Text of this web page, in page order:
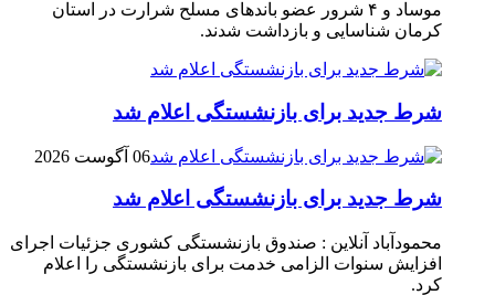
موساد و ۴ شرور عضو باند‌های مسلح شرارت در استان
کرمان شناسایی و بازداشت شدند.
شرط جدید برای بازنشستگی اعلام شد
06 آگوست 2026
شرط جدید برای بازنشستگی اعلام شد
محمودآباد آنلاین : صندوق بازنشستگی کشوری جزئیات اجرای
افزایش سنوات الزامی خدمت برای بازنشستگی را اعلام
کرد.